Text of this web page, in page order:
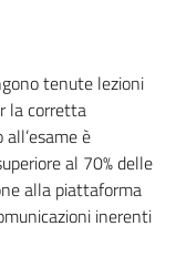
tenute lezioni
la corretta
è
al 70% delle
alla piattaforma
inerenti